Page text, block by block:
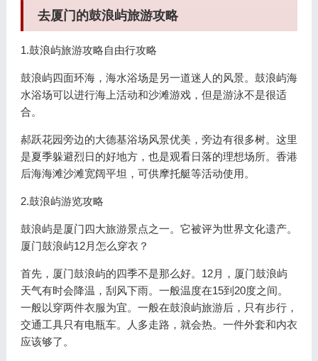
去厦门的鼓浪屿旅游攻略
1.鼓浪屿旅游攻略自由行攻略
鼓浪屿四面环海，海水浴场是另一道迷人的风景。鼓浪屿海
水浴场可以进行海上活动和沙滩游戏，但是游泳不是很适
合。
郝跃花园旁边的大德基浴场风景优美，旁边有很多树。这里
是夏季躲避烈日的好地方，也是观看日落的理想场所。香港
后海海滩沙滩宽阔平坦，可供摩托艇等活动使用。
2.鼓浪屿游览攻略
鼓浪屿是厦门四大旅游景点之一。它被评为世界文化遗产。
厦门鼓浪屿12月怎么穿衣？
首先，厦门鼓浪屿的四季不是那么好。12月，厦门鼓浪屿
天气有时会降温，刮风下雨。一般温度在15到20度之间。
一般以穿两件衣服为宜。一般在鼓浪屿旅游后，只有步行，
交通工具只有电瓶车。人多走路，就会热。一件外套和内衣
应该够了。